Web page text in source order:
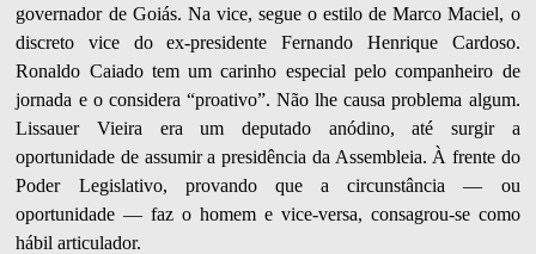
governador de Goiás. Na vice, segue o estilo de Marco Maciel, o
discreto vice do ex-presidente Fernando Henrique Cardoso.
Ronaldo Caiado tem um carinho especial pelo companheiro de
jornada e o considera “proativo”. Não lhe causa problema algum.
Lissauer Vieira era um deputado anódino, até surgir a
oportunidade de assumir a presidência da Assembleia. À frente do
Poder Legislativo, provando que a circunstância — ou
oportunidade — faz o homem e vice-versa, consagrou-se como
hábil articulador.